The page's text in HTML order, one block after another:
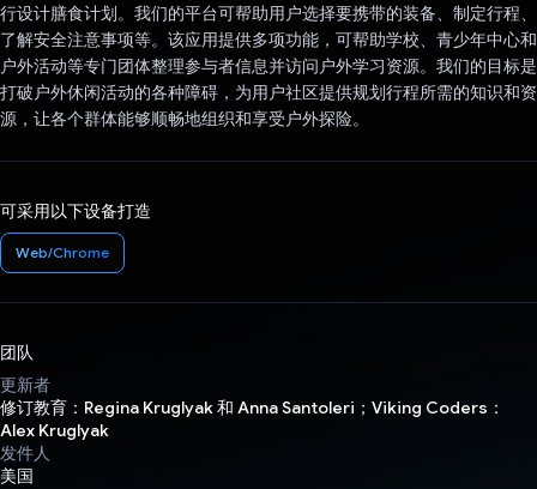
行设计膳食计划。我们的平台可帮助用户选择要携带的装备、制定行程、
了解安全注意事项等。该应用提供多项功能，可帮助学校、青少年中心和
户外活动等专门团体整理参与者信息并访问户外学习资源。我们的目标是
打破户外休闲活动的各种障碍，为用户社区提供规划行程所需的知识和资
源，让各个群体能够顺畅地组织和享受户外探险。
可采用以下设备打造
Web/Chrome
团队
更新者
修订教育：Regina Kruglyak 和 Anna Santoleri；Viking Coders：
Alex Kruglyak
发件人
美国